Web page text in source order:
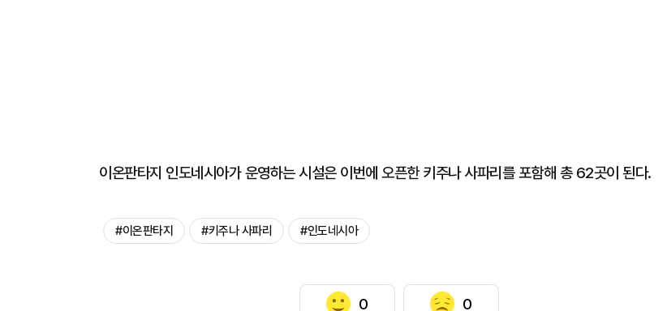
이온판타지 인도네시아가 운영하는 시설은 이번에 오픈한 키주나 사파리를 포함해 총 62곳이 된다.
#이온판타지 #키주나 사파리 #인도네시아
0 0